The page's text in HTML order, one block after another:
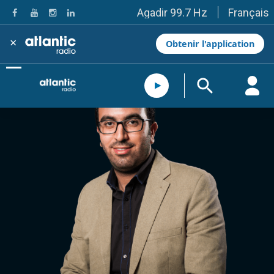
Agadir 99.7 Hz
Tanger 103.3 Hz
Tétouan 87.8 Hz
Fès 98.8 Hz
Meknès 97.2 Hz
El Jadida 97.3
Settat 104,6
Essaouira 96.6
Taounate 95.6
Tiznit 103.1
SkhourRhamna 92.2
Taroudant 104.9
Guelmim 91.9
Tan-Tan 95.2
Tafraout 104.9
Casablanca 92.5 Hz
Rabat, Salé 106.9 Hz
Marrakech 90.5 Hz
Français
× Obtenir l'application